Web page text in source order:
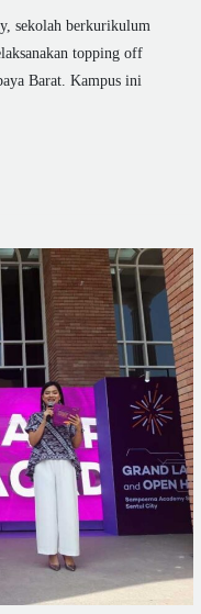
sekolah berkurikulum
topping off
Barat. Kampus ini